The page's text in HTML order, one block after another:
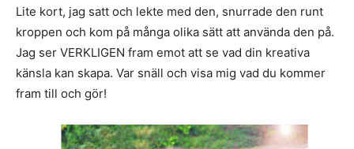
Lite kort, jag satt och lekte med den, snurrade den runt
kroppen och kom på många olika sätt att använda den på.
Jag ser VERKLIGEN fram emot att se vad din kreativa
känsla kan skapa. Var snäll och visa mig vad du kommer
fram till och gör!